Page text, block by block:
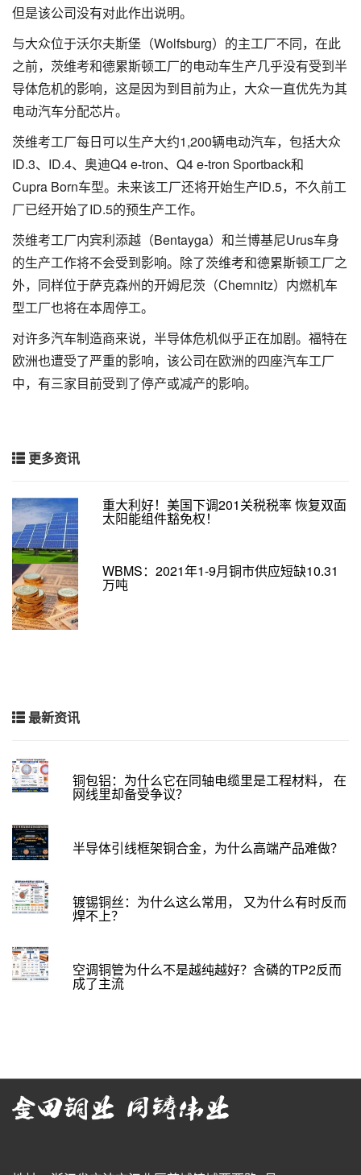
但是该公司没有对此作出说明。
与大众位于沃尔夫斯堡（Wolfsburg）的主工厂不同，在此
之前，茨维考和德累斯顿工厂的电动车生产几乎没有受到半
导体危机的影响，这是因为到目前为止，大众一直优先为其
电动汽车分配芯片。
茨维考工厂每日可以生产大约1,200辆电动汽车，包括大众
ID.3、ID.4、奥迪Q4 e-tron、Q4 e-tron Sportback和
Cupra Born车型。未来该工厂还将开始生产ID.5，不久前工
厂已经开始了ID.5的预生产工作。
茨维考工厂内宾利添越（Bentayga）和兰博基尼Urus车身
的生产工作将不会受到影响。除了茨维考和德累斯顿工厂之
外，同样位于萨克森州的开姆尼茨（Chemnitz）内燃机车
型工厂也将在本周停工。
对许多汽车制造商来说，半导体危机似乎正在加剧。福特在
欧洲也遭受了严重的影响，该公司在欧洲的四座汽车工厂
中，有三家目前受到了停产或减产的影响。
更多资讯
重大利好！美国下调201关税税率 恢复双面
太阳能组件豁免权！
WBMS：2021年1-9月铜市供应短缺10.31
万吨
最新资讯
铜包铝：为什么它在同轴电缆里是工程材料， 在
网线里却备受争议？
半导体引线框架铜合金，为什么高端产品难做？
镀锡铜丝：为什么这么常用， 又为什么有时反而
焊不上？
空调铜管为什么不是越纯越好？含磷的TP2反而
成了主流